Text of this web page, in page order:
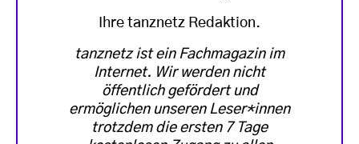
Ihre tanznetz Redaktion.
tanznetz ist ein Fachmagazin im
Internet. Wir werden nicht
öffentlich gefördert und
ermöglichen unseren Leser*innen
trotzdem die ersten 7 Tage